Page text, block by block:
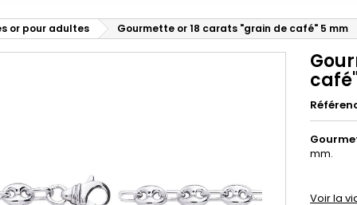
or pour adultes Gourmette or 18 carats "grain de café" 5 mm
mm.
Voir la